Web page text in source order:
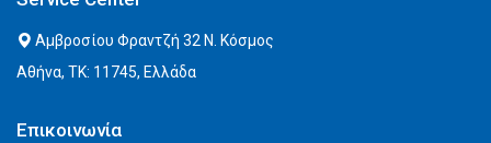
Αμβροσίου Φραντζή 32 Ν. Κόσμος
Αθήνα, ΤΚ: 11745, Ελλάδα
Επικοινωνία